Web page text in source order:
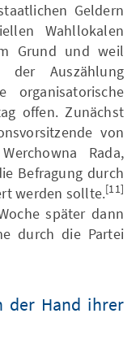
Geldern
Wahllokalen
Grund und weil
der Auszählung
organisatorische
offen. Zunächst
von
Rada,
Befragung durch
werden sollte.[11]
später dann
durch die Partei
der Hand ihrer